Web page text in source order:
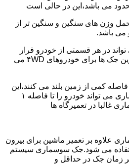
می باشد،این در حالی است
وزن های سنگین و سنگین تر از
باشد.
در هر قسمتی از خودرو قرار
بگیرد.جک سوسماری از بهترین جک ها برای خودروهای ۴WD می
کمی از زمین بلند می کنند،این
درحالی است که جک سوسماری می تواند خودرو را تا فاصله ۱
غالبا در تعمیرگاه ها
علاوه بر تعمیر ماشین برای بیرون
می شود.جک سوسماری سیستم
زمان جک در حداقل و